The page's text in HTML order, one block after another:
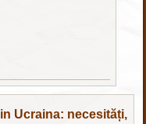
Ucraina: necesități,